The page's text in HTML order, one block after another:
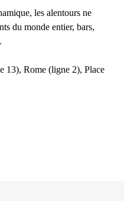
les alentours ne
du monde entier, bars,
13), Rome (ligne 2), Place